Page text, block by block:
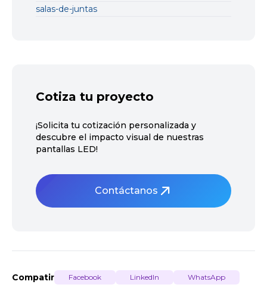
salas-de-juntas
Cotiza tu proyecto
¡Solicita tu cotización personalizada y
descubre el impacto visual de nuestras
pantallas LED!
Contáctanos
Compatir Facebook LinkedIn WhatsApp